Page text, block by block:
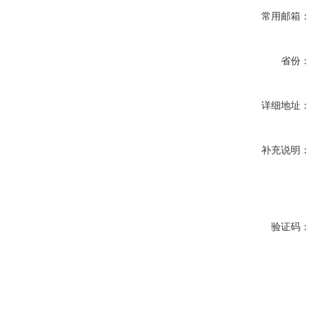
常用邮箱：
省份：
详细地址：
补充说明：
验证码：